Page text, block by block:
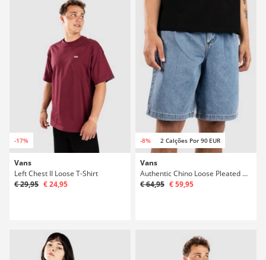
-17%
Vans
Left Chest II Loose T-Shirt
€ 29,95 € 24,95
-8% 2 Calções Por 90 EUR
Vans
Authentic Chino Loose Pleated Denim Calções
€ 64,95 € 59,95